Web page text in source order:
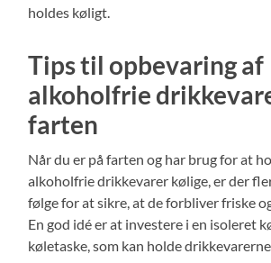
holdes køligt.
Tips til opbevaring af
alkoholfrie
farten
Når du er på farten og har brug for at
alkoholfrie drikkevarer kølige, er der
følge for at sikre, at de forbliver friske
En god idé er at investere i en isoleret
køletaske, som kan holde